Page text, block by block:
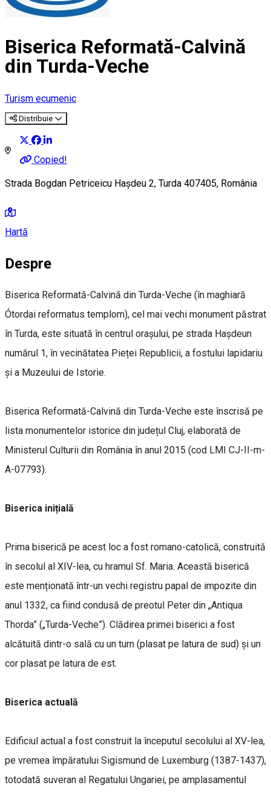
Biserica Reformată-Calvină
din Turda-Veche
Turism ecumenic
Distribuie
Copied!
Strada Bogdan Petriceicu Hașdeu 2, Turda 407405, România
Hartă
Despre
Biserica Reformată-Calvină din Turda-Veche (în maghiară
Ótordai reformatus templom), cel mai vechi monument păstrat
în Turda, este situată în centrul orașului, pe strada Hașdeun
numărul 1, în vecinătatea Pieței Republicii, a fostului lapidariu
și a Muzeului de Istorie.
Biserica Reformată-Calvină din Turda-Veche este înscrisă pe
lista monumentelor istorice din județul Cluj, elaborată de
Ministerul Culturii din România în anul 2015 (cod LMI CJ-II-m-
A-07793).
Biserica inițială
Prima biserică pe acest loc a fost romano-catolică, construită
în secolul al XIV-lea, cu hramul Sf. Maria. Această biserică
este menționată într-un vechi registru papal de impozite din
anul 1332, ca fiind condusă de preotul Peter din „Antiqua
Thorda” („Turda-Veche”). Clădirea primei biserici a fost
alcătuită dintr-o sală cu un turn (plasat pe latura de sud) și un
cor plasat pe latura de est.
Biserica actuală
Edificiul actual a fost construit la începutul secolului al XV-lea,
pe vremea împăratului Sigismund de Luxemburg (1387-1437),
totodată suveran al Regatului Ungariei, pe amplasamentul